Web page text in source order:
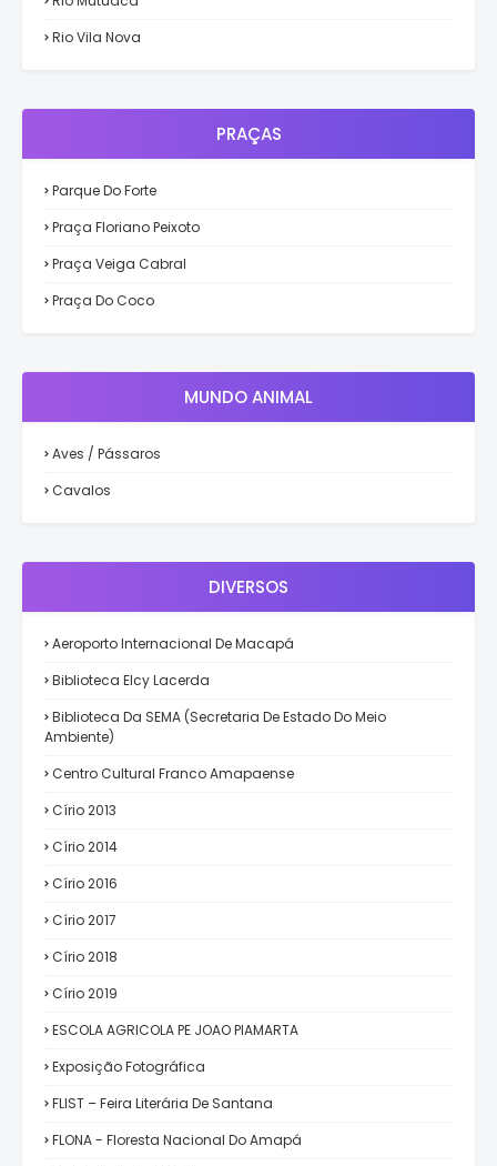
Rio Vila Nova
PRAÇAS
Parque Do Forte
Praça Floriano Peixoto
Praça Veiga Cabral
Praça Do Coco
MUNDO ANIMAL
Aves / Pássaros
Cavalos
DIVERSOS
Aeroporto Internacional De Macapá
Biblioteca Elcy Lacerda
Biblioteca Da SEMA (Secretaria De Estado Do Meio
Ambiente)
Centro Cultural Franco Amapaense
Círio 2013
Círio 2014
Círio 2016
Círio 2017
Círio 2018
Círio 2019
ESCOLA AGRICOLA PE JOAO PIAMARTA
Exposição Fotográfica
FLIST – Feira Literária De Santana
FLONA - Floresta Nacional Do Amapá